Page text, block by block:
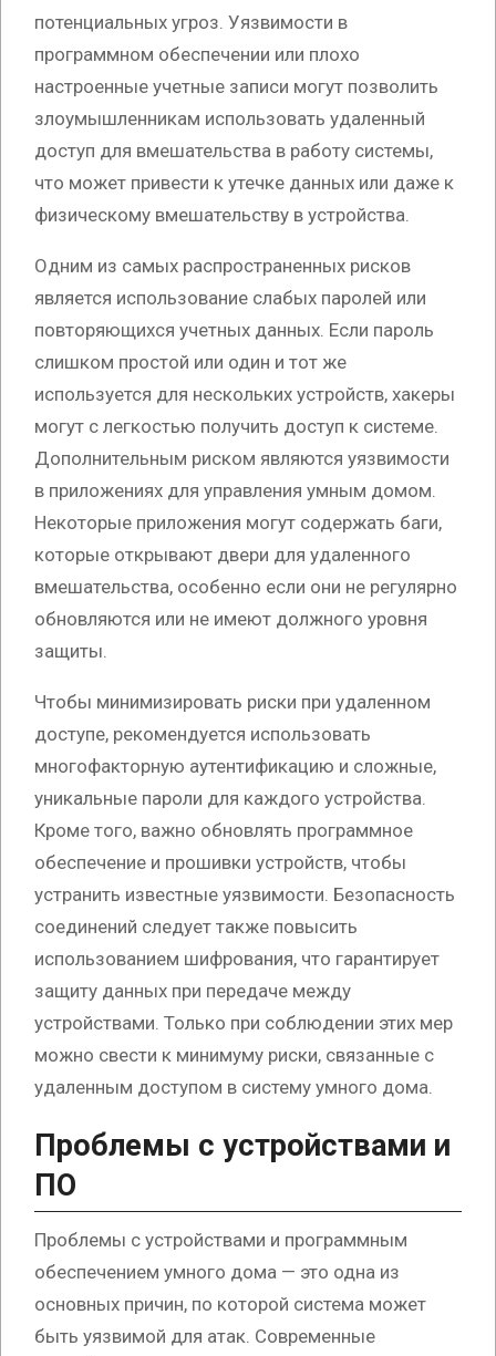
потенциальных угроз. Уязвимости в
программном обеспечении или плохо
настроенные учетные записи могут позволить
злоумышленникам использовать удаленный
доступ для вмешательства в работу системы,
что может привести к утечке данных или даже к
физическому вмешательству в устройства.
Одним из самых распространенных рисков
является использование слабых паролей или
повторяющихся учетных данных. Если пароль
слишком простой или один и тот же
используется для нескольких устройств, хакеры
могут с легкостью получить доступ к системе.
Дополнительным риском являются уязвимости
в приложениях для управления умным домом.
Некоторые приложения могут содержать баги,
которые открывают двери для удаленного
вмешательства, особенно если они не регулярно
обновляются или не имеют должного уровня
защиты.
Чтобы минимизировать риски при удаленном
доступе, рекомендуется использовать
многофакторную аутентификацию и сложные,
уникальные пароли для каждого устройства.
Кроме того, важно обновлять программное
обеспечение и прошивки устройств, чтобы
устранить известные уязвимости. Безопасность
соединений следует также повысить
использованием шифрования, что гарантирует
защиту данных при передаче между
устройствами. Только при соблюдении этих мер
можно свести к минимуму риски, связанные с
удаленным доступом в систему умного дома.
Проблемы с устройствами и
ПО
Проблемы с устройствами и программным
обеспечением умного дома — это одна из
основных причин, по которой система может
быть уязвимой для атак. Современные